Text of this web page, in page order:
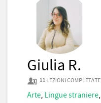
Giulia R.
11 LEZIONI COMPLETATE
Arte, Lingue straniere,